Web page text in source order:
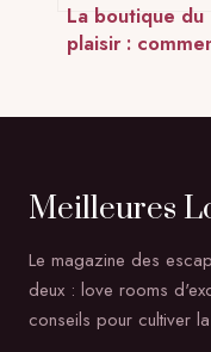
La boutique du
plaisir :
Meilleures
Le magazine des
deux : love rooms
conseils pour cultiver